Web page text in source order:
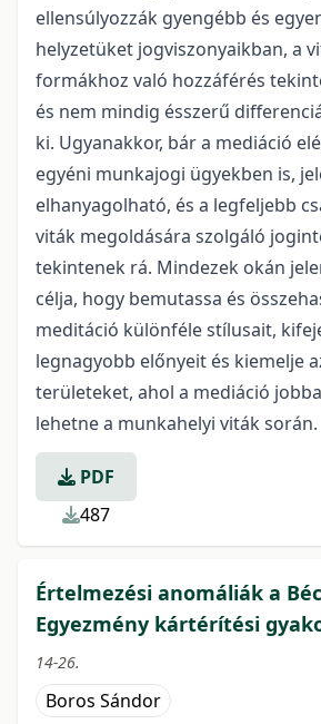
ellensúlyozzák gyengébb és
helyzetüket jogviszonyaikban, a
formákhoz való hozzáférés
és nem mindig ésszerű
ki. Ugyanakkor, bár a mediáció
egyéni munkajogi ügyekben is,
elhanyagolható, és a legfeljebb
viták megoldására szolgáló
tekintenek rá. Mindezek okán
célja, hogy bemutassa és
meditáció különféle stílusait,
legnagyobb előnyeit és kiemelje
területeket, ahol a mediáció
lehetne a munkahelyi viták során.
PDF
487
Értelmezési anomáliák a
Egyezmény kártérítési
14-26.
Boros Sándor